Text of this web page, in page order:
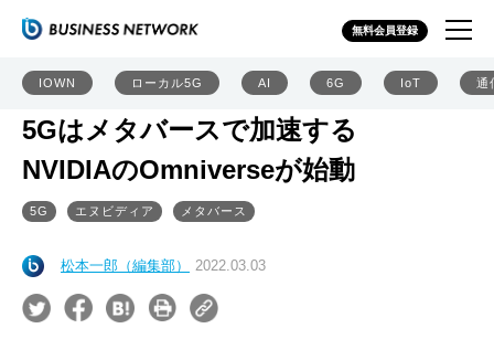
無料会員登録
IOWN ローカル5G AI 6G IoT 通
5Gはメタバースで加速する
NVIDIAのOmniverseが始動
5G エヌビディア メタバース
松本一郎（編集部） 2022.03.03